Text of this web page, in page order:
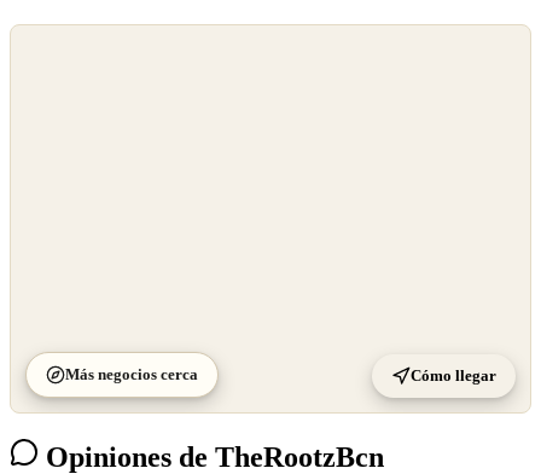
Más negocios cerca Cómo llegar
Opiniones de TheRootzBcn